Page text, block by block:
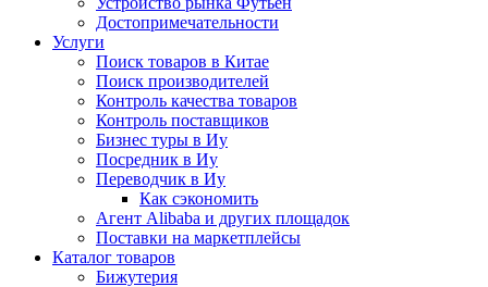
Достопримечательности
Услуги
Поиск товаров в Китае
Поиск производителей
Контроль качества товаров
Контроль поставщиков
Бизнес туры в Иу
Посредник в Иу
Переводчик в Иу
Как сэкономить
Агент Alibaba и других площадок
Поставки на маркетплейсы
Каталог товаров
Бижутерия